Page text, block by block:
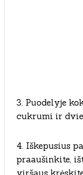
3. Puodelyje
cukrumi ir
4. Iškepusius
praaušinkite,